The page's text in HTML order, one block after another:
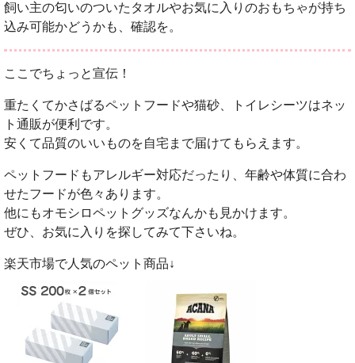
飼い主の匂いのついたタオルやお気に入りのおもちゃが持ち
込み可能かどうかも、確認を。
ここでちょっと宣伝！
重たくてかさばるペットフードや猫砂、トイレシーツはネッ
ト通販が便利です。
安くて品質のいいものを自宅まで届けてもらえます。
ペットフードもアレルギー対応だったり、年齢や体質に合わ
せたフードが色々あります。
他にもオモシロペットグッズなんかも見かけます。
ぜひ、お気に入りを探してみて下さいね。
楽天市場で人気のペット商品↓